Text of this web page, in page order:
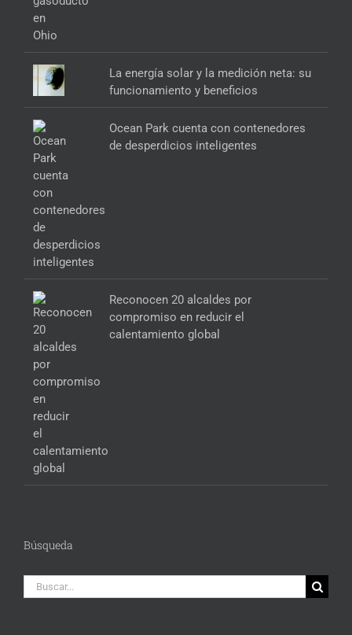
La energía solar y la medición neta: su
funcionamiento y beneficios
Ocean Park cuenta con contenedores
de desperdicios inteligentes
Reconocen 20 alcaldes por
compromiso en reducir el
calentamiento global
Búsqueda
Buscar: